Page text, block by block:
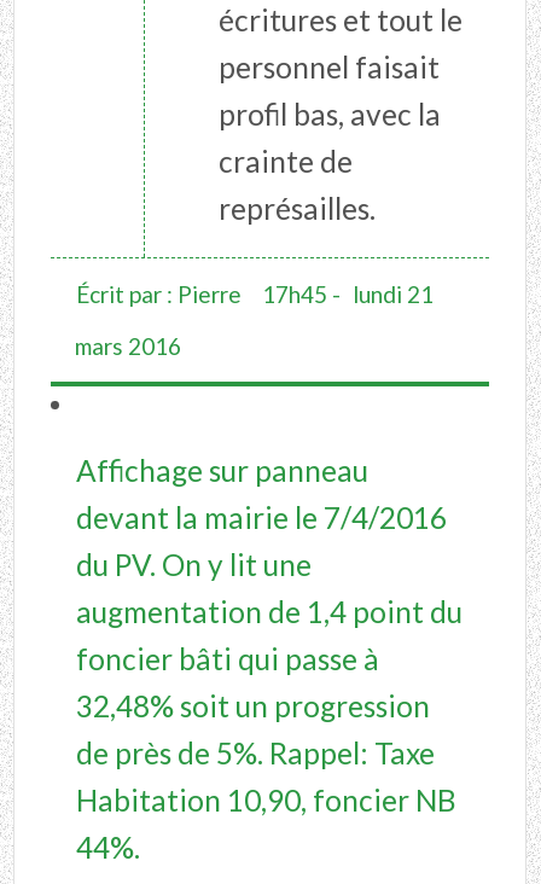
écritures et tout le
personnel faisait
profil bas, avec la
crainte de
représailles.
Écrit par : Pierre 17h45 - lundi 21
mars 2016
Affichage sur panneau
devant la mairie le 7/4/2016
du PV. On y lit une
augmentation de 1,4 point du
foncier bâti qui passe à
32,48% soit un progression
de près de 5%. Rappel: Taxe
Habitation 10,90, foncier NB
44%.